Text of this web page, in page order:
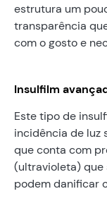
estrutura um
transparência
com o gosto e
Insulfilm
Este tipo de
incidência de luz
que conta com
(ultravioleta) que
podem danificar